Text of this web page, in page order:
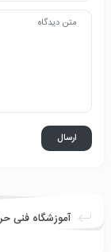
آموزشگاه فنی